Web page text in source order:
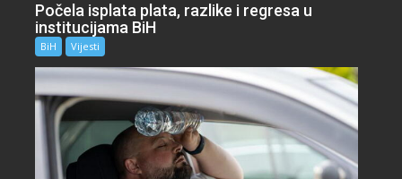
Počela isplata plata, razlike i regresa u
institucijama BiH
BiH Vijesti